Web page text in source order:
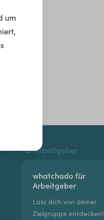
Für Arbeitgeber
whatchado für
Arbeitgeber
Lass dich von deiner
Zielgruppe entdecken!
um